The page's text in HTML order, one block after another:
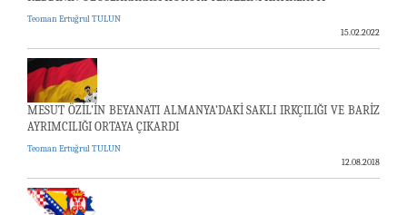
Teoman Ertuğrul TULUN
15.02.2022
MESUT ÖZİL’İN BEYANATI ALMANYA’DAKİ SAKLI IRKÇILIĞI VE BARİZ
AYRIMCILIĞI ORTAYA ÇIKARDI
Teoman Ertuğrul TULUN
12.08.2018